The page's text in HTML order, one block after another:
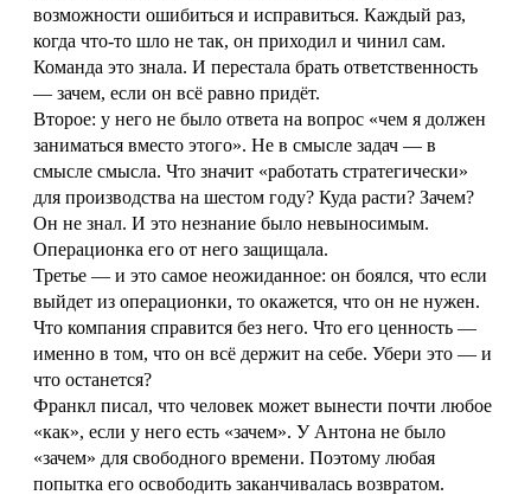
возможности ошибиться и исправиться. Каждый раз,
когда что-то шло не так, он приходил и чинил сам.
Команда это знала. И перестала брать ответственность
— зачем, если он всё равно придёт.
Второе: у него не было ответа на вопрос «чем я должен
заниматься вместо этого». Не в смысле задач — в
смысле смысла. Что значит «работать стратегически»
для производства на шестом году? Куда расти? Зачем?
Он не знал. И это незнание было невыносимым.
Операционка его от него защищала.
Третье — и это самое неожиданное: он боялся, что если
выйдет из операционки, то окажется, что он не нужен.
Что компания справится без него. Что его ценность —
именно в том, что он всё держит на себе. Убери это — и
что останется?
Франкл писал, что человек может вынести почти любое
«как», если у него есть «зачем». У Антона не было
«зачем» для свободного времени. Поэтому любая
попытка его освободить заканчивалась возвратом.